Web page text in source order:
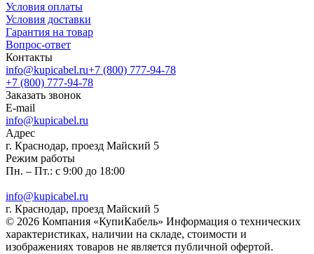
Условия оплаты
Условия доставки
Гарантия на товар
Вопрос-ответ
Контакты
info@kupicabel.ru+7 (800) 777-94-78
+7 (800) 777-94-78
Заказать звонок
E-mail
info@kupicabel.ru
Адрес
г. Краснодар, проезд Майский 5
Режим работы
Пн. – Пт.: с 9:00 до 18:00
info@kupicabel.ru
г. Краснодар, проезд Майский 5
© 2026 Компания «КупиКабель» Информация о технических
характеристиках, наличии на складе, стоимости и
изображениях товаров не является публичной офертой.